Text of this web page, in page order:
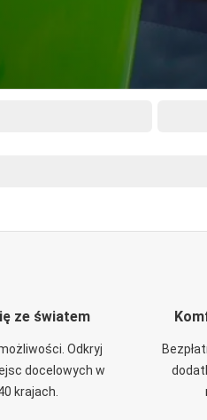
ze światem
Odkryj
docelowych w
krajach.